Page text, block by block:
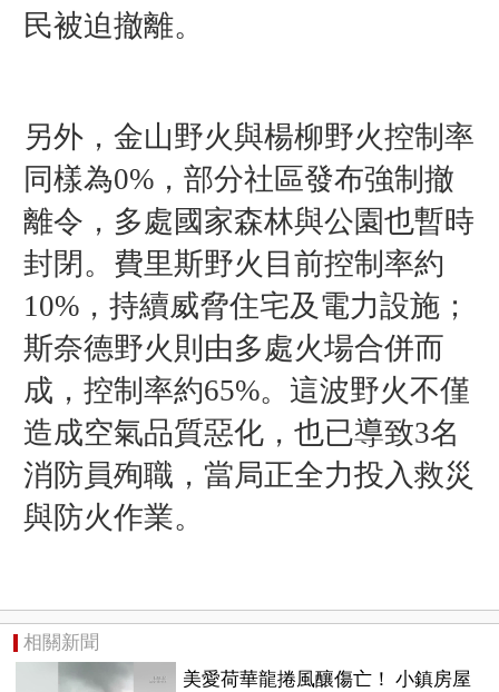
民被迫撤離。
另外，金山野火與楊柳野火控制率
同樣為0%，部分社區發布強制撤
離令，多處國家森林與公園也暫時
封閉。費里斯野火目前控制率約
10%，持續威脅住宅及電力設施；
斯奈德野火則由多處火場合併而
成，控制率約65%。這波野火不僅
造成空氣品質惡化，也已導致3名
消防員殉職，當局正全力投入救災
與防火作業。
相關新聞
美愛荷華龍捲風釀傷亡！ 小鎮房屋